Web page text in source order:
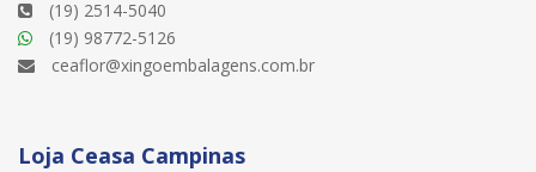
(19) 2514-5040
(19) 98772-5126
ceaflor@xingoembalagens.com.br
Loja Ceasa Campinas